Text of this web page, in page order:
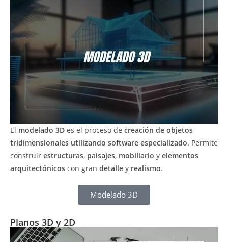
El modelado 3D es el proceso de creación de objetos
tridimensionales utilizando software especializado. Permite
construir estructuras, paisajes, mobiliario y elementos
arquitectónicos con gran detalle y realismo.
Modelado 3D
Planos 3D y 2D